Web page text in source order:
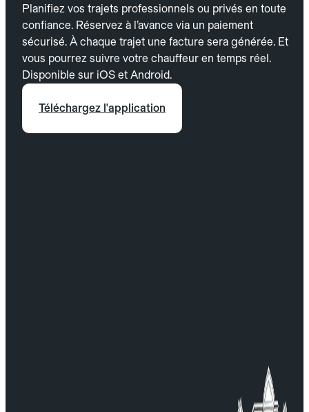
Planifiez vos trajets professionnels ou privés en toute
confiance. Réservez à l’avance via un paiement
sécurisé. À chaque trajet une facture sera générée. Et
vous pourrez suivre votre chauffeur en temps réel.
Disponible sur iOS et Android.
Téléchargez l'application